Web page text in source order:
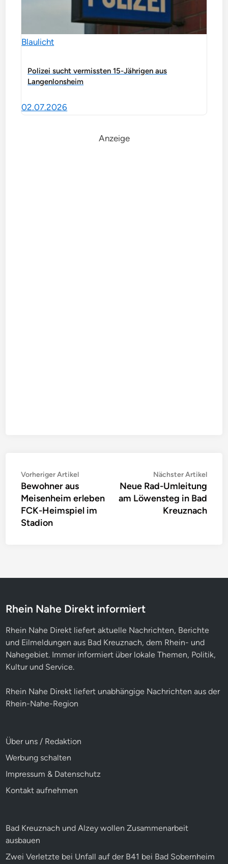
Blaulicht
Polizei sucht vermissten 15-Jährigen aus
Langenlonsheim
02.07.2026
Anzeige
Beitragsnavigation
Vorheriger ArtikelVorheriger
Artikel:
Bewohner aus
Meisenheim erleben
FCK-Heimspiel im
Stadion
Nächster Artikel
Neue Rad-Umleitung
am Löwensteg in Bad
Kreuznach
Rhein Nahe Direkt informiert
Rhein Nahe Direkt liefert aktuelle Nachrichten, Berichte
und Eilmeldungen aus Bad Kreuznach, dem Rhein- und
Nahegebiet. Immer informiert über lokale Themen, Politik,
Kultur und Service.
Rhein Nahe Direkt liefert unabhängige Nachrichten aus der
Rhein-Nahe-Region
Über uns / Redaktion
Werbung schalten
Impressum & Datenschutz
Kontakt aufnehmen
Bad Kreuznach und Alzey wollen Zusammenarbeit
ausbauen
Zwei Verletzte bei Unfall auf der B41 bei Bad Sobernheim